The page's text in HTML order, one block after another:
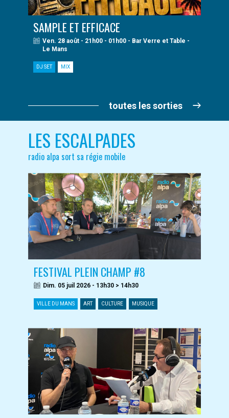
SAMPLE ET EFFICACE
Ven. 28 août - 21h00 - 01h00 - Bar Verre et Table -
Le Mans
DJ SET MIX
toutes les sorties
LES ESCALPADES
radio alpa sort sa régie mobile
FESTIVAL PLEIN CHAMP #8
Dim. 05 juil 2026 - 13h30 > 14h30
VILLE DU MANS ART CULTURE MUSIQUE